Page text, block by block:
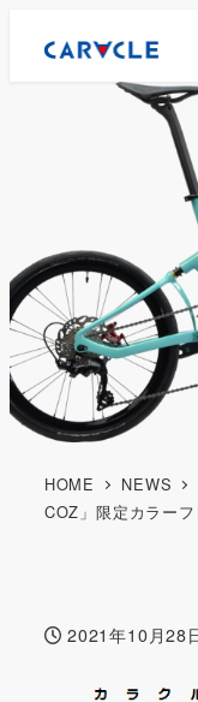
HOME NEWS
COZ」限定カラー
投稿日
2021年10月28